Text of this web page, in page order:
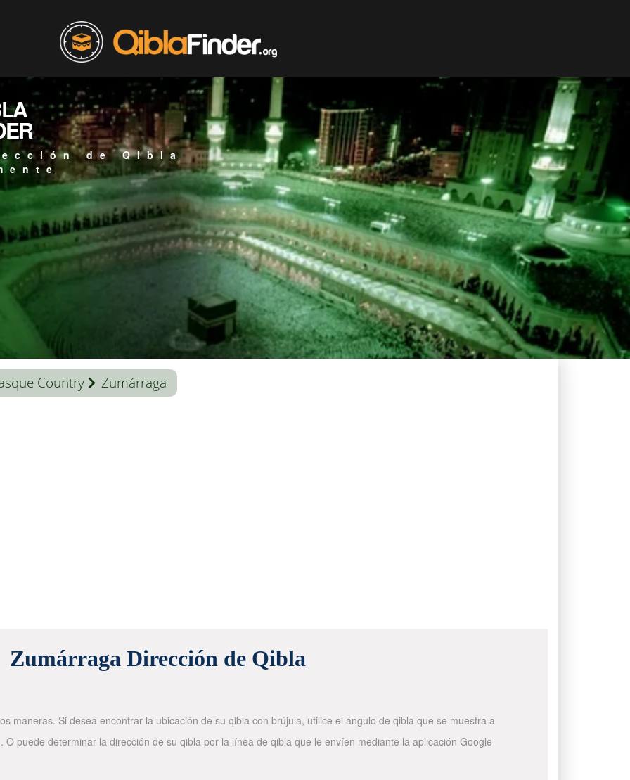
de Qibla
Country Zumárraga
Zumárraga Dirección de Qibla
maneras. Si desea encontrar la ubicación de su qibla con brújula, utilice el ángulo de qibla que se muestra a
puede determinar la dirección de su qibla por la línea de qibla que le envíen mediante la aplicación Google